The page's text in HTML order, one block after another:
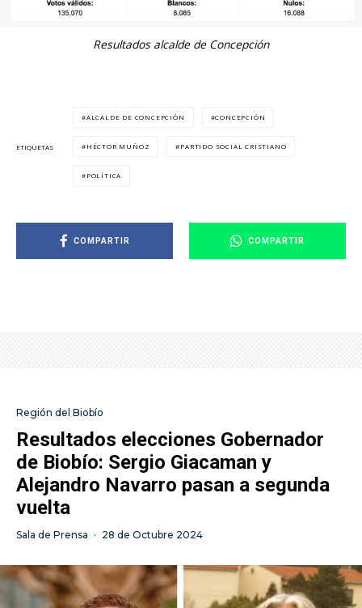
Resultados alcalde de Concepción
ETIQUETAS
ALCALDE DE CONCEPCIÓN CONCEPCIÓN
HÉCTOR MUÑOZ PARTIDO SOCIAL CRISTIANO
POLÍTICA
COMPARTIR COMPARTIR
Región del Biobío
Resultados elecciones Gobernador
de Biobío: Sergio Giacaman y
Alejandro Navarro pasan a segunda
vuelta
Sala de Prensa · 28 de Octubre 2024